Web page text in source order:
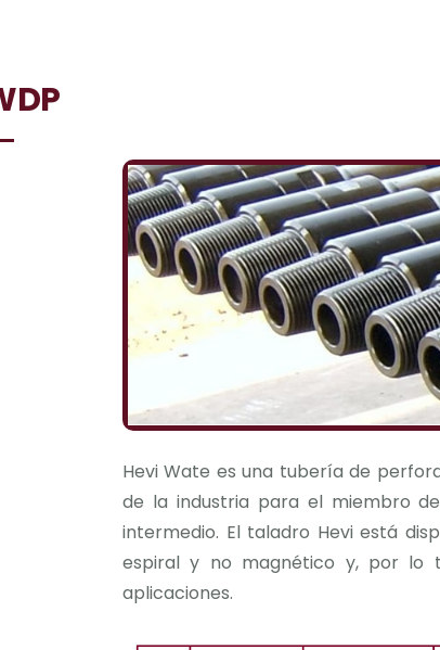
Hevi Wate es una tubería de
de la industria para el miembro
intermedio. El taladro Hevi está
espiral y no magnético y, por lo
aplicaciones.